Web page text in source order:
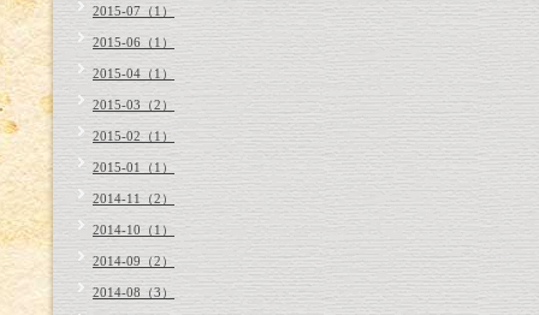
2015-07（1）
2015-06（1）
2015-04（1）
2015-03（2）
2015-02（1）
2015-01（1）
2014-11（2）
2014-10（1）
2014-09（2）
2014-08（3）